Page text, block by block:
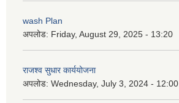
wash Plan
अपलोड: Friday, August 29, 2025 - 13:20
राजश्व सुधार कार्ययोजना
अपलोड: Wednesday, July 3, 2024 - 12:00